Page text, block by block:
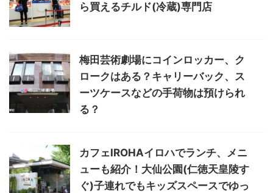
ら買えるチルド(冷蔵)専門店
梅田芸術劇場にコインロッカー、ク
ロークはある？キャリーバック、ス
ーツケースなどの手荷物は預けられ
る？
カフェIROHAイロハでランチ、メニ
ューも紹介！大仙公園(仁徳天皇陵す
ぐ)子連れでもキッズスペースでゆっ